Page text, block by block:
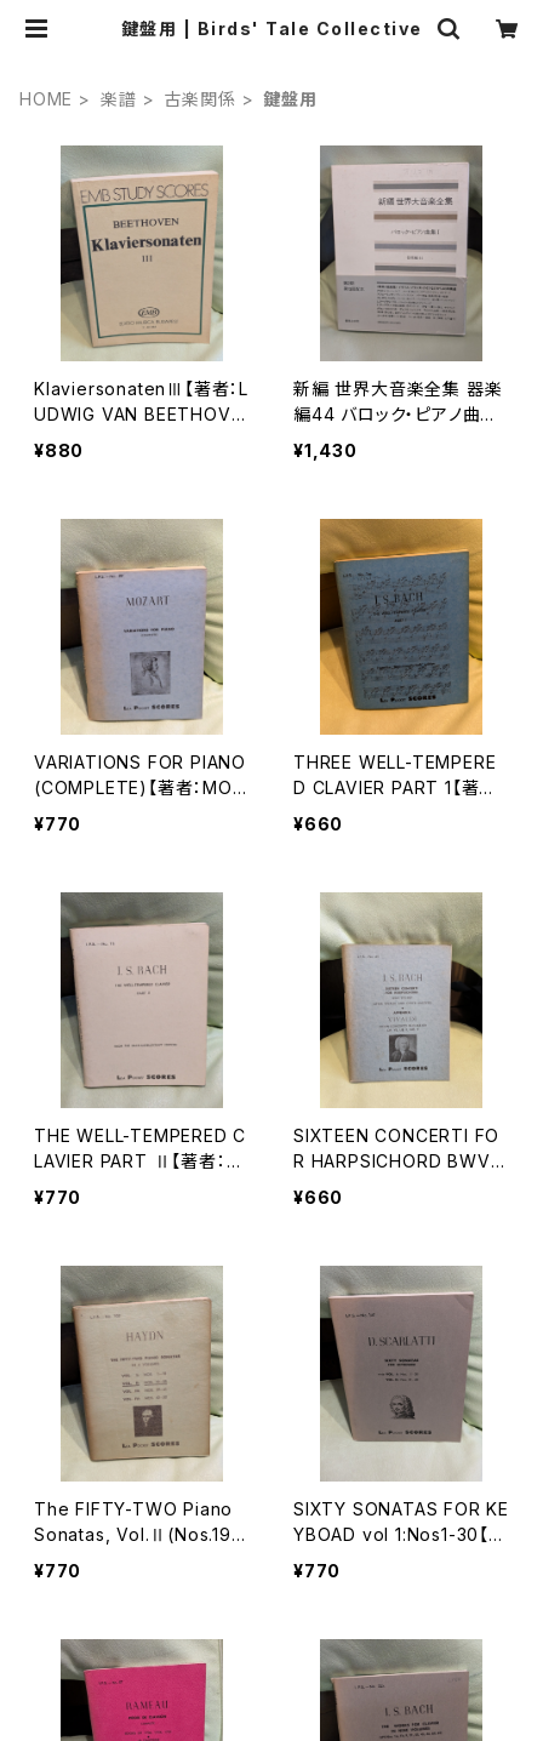
鍵盤用 | Birds' Tale Collective
HOME 楽譜 古楽関係 鍵盤用
KlaviersonatenⅢ【著者：L
UDWIG VAN BEETHOVE
N】出版社：EDITIO MUSIC
¥880
新編 世界大音楽全集 器楽
編44 バロック・ピアノ曲集
Ⅰ【編集：浅香淳】出版社：
音楽之友社 1993年
¥1,430
VARIATIONS FOR PIANO
(COMPLETE)【著者：MOZ
ART】出版社：LEA POCKE
¥770
THREE WELL-TEMPERE
D CLAVIER PART 1【著者：
J.S.BACH】出版社：LEA P
¥660
THE WELL-TEMPERED C
LAVIER PART Ⅱ【著者：J.
S.BACH】出版社：LEA PO
¥770
SIXTEEN CONCERTI FO
R HARPSICHORD BWV9
72-987(AFTER VIVALDI
LEA POCKET SCORES 1
955年
¥660
The FIFTY-TWO Piano
Sonatas, Vol.Ⅱ(Nos.19-
28)【著者：HAYDN】出版
¥770
SIXTY SONATAS FOR KE
YBOAD vol 1:Nos1-30【著
者：D.SCALLATTI】出版社：
¥770